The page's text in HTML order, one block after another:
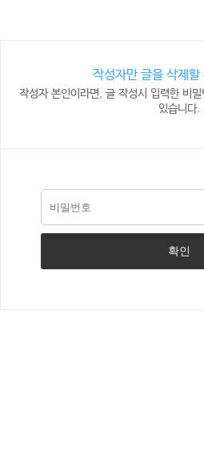
작성자만 글을 삭제할
작성자 본인이라면, 글 작성시 입력한 비
있습니다.